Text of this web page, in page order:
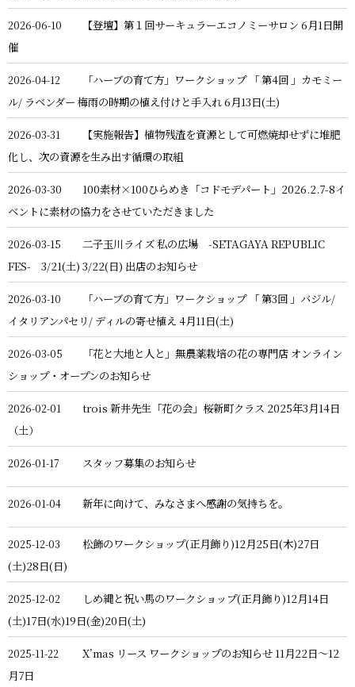
2026-06-10
【登壇】第１回サーキュラーエコノミーサロン 6月1日開
催
2026-04-12
「ハーブの育て方」ワークショップ 「 第4回 」カモミー
ル/ ラベンダー 梅雨の時期の植え付けと手入れ 6月13日(土)
2026-03-31
【実施報告】植物残渣を資源として可燃焼却せずに堆肥
化し、次の資源を生み出す循環の取組
2026-03-30
100素材×100ひらめき「コドモデパート」2026.2.7-8イ
ベントに素材の協力をさせていただきました
2026-03-15
二子玉川ライズ 私の広場 -SETAGAYA REPUBLIC
FES- 3/21(土) 3/22(日) 出店のお知らせ
2026-03-10
「ハーブの育て方」ワークショップ 「 第3回 」バジル/
イタリアンパセリ/ ディルの寄せ植え 4月11日(土)
2026-03-05
「花と大地と人と」無農薬栽培の花の専門店 オンライン
ショップ・オープンのお知らせ
2026-02-01
trois 新井先生「花の会」桜新町クラス 2025年3月14日
（土）
2026-01-17 スタッフ募集のお知らせ
2026-01-04 新年に向けて、みなさまへ感謝の気持ちを。
2025-12-03
松飾のワークショップ(正月飾り)12月25日(木)27日
(土)28日(日)
2025-12-02
しめ縄と祝い馬のワークショップ(正月飾り)12月14日
(土)17日(水)19日(金)20日(土)
2025-11-22
X’mas リース ワークショップのお知らせ 11月22日〜12
月7日